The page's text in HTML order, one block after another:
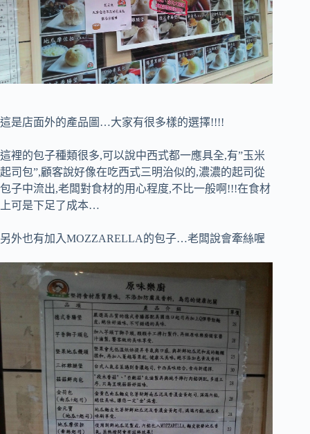
這是店面外的產品圖…大家有很多樣的選擇!!!!
這裡的包子種類很多,可以說中西式都一應具全,有”玉米
起司包”,顧客說好像在吃西式三明治似的,濃濃的起司從
包子中流出,老闆對食材的用心程度,不比一般啊!!!在食材
上可是下足了成本…
另外也有加入MOZZARELLA的包子…老闆說會牽絲喔